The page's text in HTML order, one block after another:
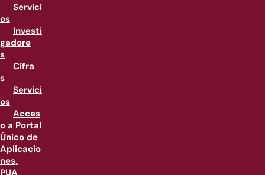
Servici
os
Investi
gadore
s
Cifra
s
Servici
os
Acces
o a Portal
Único de
Aplicacio
nes,
PUA